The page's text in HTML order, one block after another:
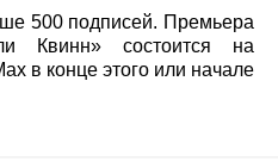
500 подписей. Премьера
Квинн» состоится на
в конце этого или начале